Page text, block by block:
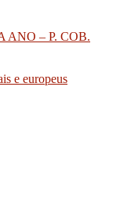
ANO – P. COB.
e europeus